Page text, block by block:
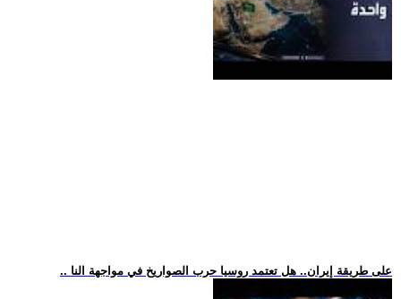
.. على طريقة إيران.. هل تعتمد روسيا حرب الصواريخ في مواجهة النا